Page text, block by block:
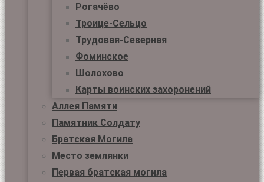
Рогачёво
Троице-Сельцо
Трудовая-Северная
Фоминское
Шолохово
Карты воинских захоронений
Аллея Памяти
Памятник Солдату
Братская Могила
Место землянки
Первая братская могила